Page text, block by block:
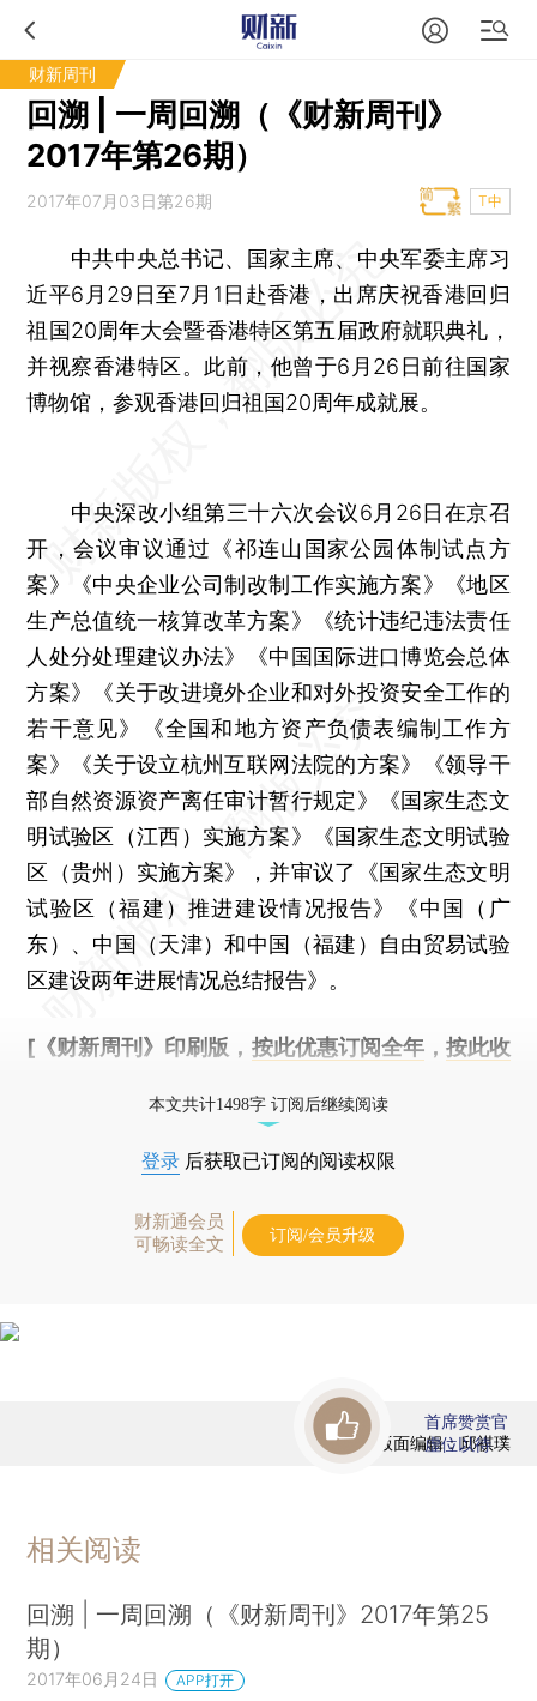
财新周刊
回溯 | 一周回溯（《财新周刊》
2017年第26期）
2017年07月03日第26期 T中
中共中央总书记、国家主席、中央军委主席习
近平6月29日至7月1日赴香港，出席庆祝香港回归
祖国20周年大会暨香港特区第五届政府就职典礼，
并视察香港特区。此前，他曾于6月26日前往国家
博物馆，参观香港回归祖国20周年成就展。
中央深改小组第三十六次会议6月26日在京召
开，会议审议通过《祁连山国家公园体制试点方
案》《中央企业公司制改制工作实施方案》《地区
生产总值统一核算改革方案》《统计违纪违法责任
人处分处理建议办法》《中国国际进口博览会总体
方案》《关于改进境外企业和对外投资安全工作的
若干意见》《全国和地方资产负债表编制工作方
案》《关于设立杭州互联网法院的方案》《领导干
部自然资源资产离任审计暂行规定》《国家生态文
明试验区（江西）实施方案》《国家生态文明试验
区（贵州）实施方案》，并审议了《国家生态文明
试验区（福建）推进建设情况报告》《中国（广
东）、中国（天津）和中国（福建）自由贸易试验
区建设两年进展情况总结报告》。
[《财新周刊》印刷版， 按此优惠订阅全年， 按此收
本文共计1498字 订阅后继续阅读
登录 后获取已订阅的阅读权限
财新通会员
可畅读全文
订阅/会员升级
版面编辑：邱祺璞
首席赞赏官
虚位以待
相关阅读
回溯 | 一周回溯（《财新周刊》2017年第25
期）
2017年06月24日 APP打开